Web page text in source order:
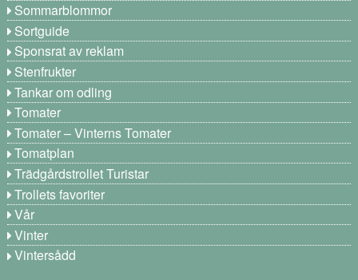
Sommarblommor
Sortguide
Sponsrat av reklam
Stenfrukter
Tankar om odling
Tomater
Tomater – Vinterns Tomater
Tomatplan
Trädgårdstrollet Turistar
Trollets favoriter
Vår
Vinter
Vintersådd